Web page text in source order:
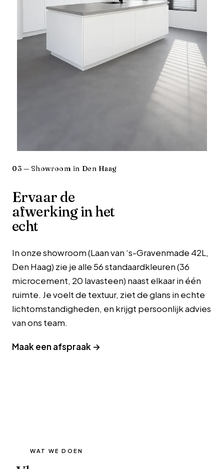
03 — Showroom in Den Haag
Ervaar de
afwerking in het
echt
In onze showroom (Laan van ‘s-Gravenmade 42L,
Den Haag) zie je alle 56 standaardkleuren (36
microcement, 20 lavasteen) naast elkaar in één
ruimte. Je voelt de textuur, ziet de glans in echte
lichtomstandigheden, en krijgt persoonlijk advies
van ons team.
Maak een afspraak →
WAT WE DOEN